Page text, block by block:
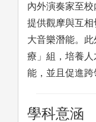
內外演奏家至校
提供觀摩與互
大音樂潛能。
療」組，培養
能，並且促進跨
學科意涵